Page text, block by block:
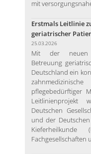
mit
Erstmals Leitlinie
geriatrischer
25.03.2026
Mit der neuen
Betreuung
Deutschland ein
pflegebedürftiger
Leitlinienprojekt
Deutschen
und der
Fachgesellschaften